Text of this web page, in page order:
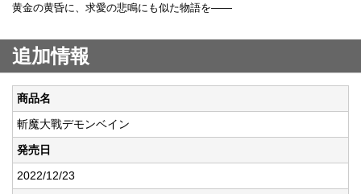
黄金の黄昏に、求愛の悲鳴にも似た物語を――
追加情報
商品名
斬魔大戰デモンベイン
発売日
2022/12/23